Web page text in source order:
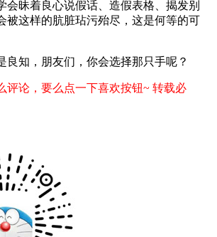
会昧着良心说假话、造假表格、揭发别
被这样的肮脏玷污殆尽，这是何等的可
良知，朋友们，你会选择那只手呢？
评论，要么点一下喜欢按钮~ 转载必